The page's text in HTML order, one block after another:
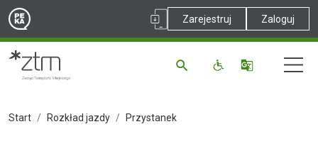
Zarejestruj Zaloguj
Start Rozkład jazdy Przystanek